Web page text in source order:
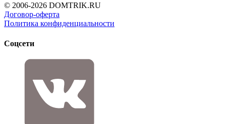
© 2006-2026 DOMTRIK.RU
Договор-оферта
Политика конфиденциальности
Соцсети